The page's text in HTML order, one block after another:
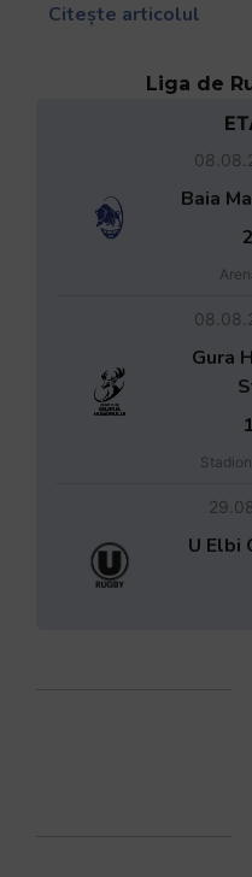
Citește articolul
Liga de
Baia
Gura
U Elbi